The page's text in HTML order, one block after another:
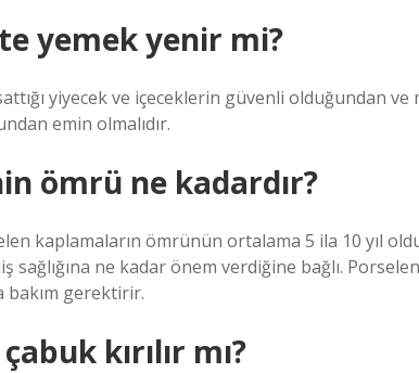
yemek yenir mi?
yiyecek ve içeceklerin güvenli olduğundan
emin olmalıdır.
ömrü ne kadardır?
kaplamaların ömrünün ortalama 5 ila 10 yıl
sağlığına ne kadar önem verdiğine bağlı.
bakım gerektirir.
kırılır mı?